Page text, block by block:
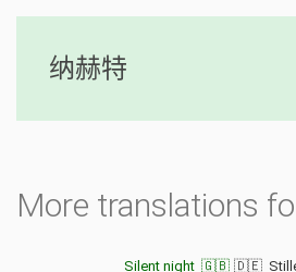
纳赫特
More translations
Silent night 🇬🇧 🇩🇪